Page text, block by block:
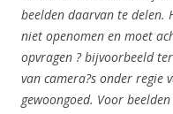
beelden daarvan te delen.
niet openomen en moet
opvragen ? bijvoorbeeld
van camera?s onder regie
gewoongoed. Voor